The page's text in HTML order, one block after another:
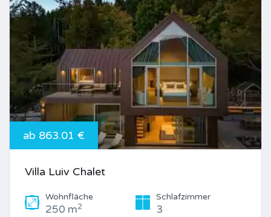
ab 863.01 €
Villa Luiv Chalet
Wohnfläche
250 m2
Schlafzimmer
3